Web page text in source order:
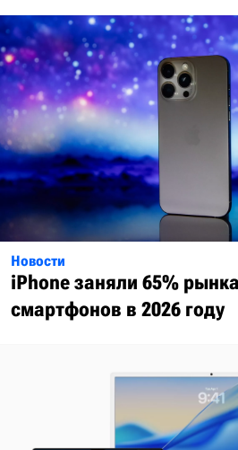
Новости
iPhone заняли 65%
смартфонов в 2026 году